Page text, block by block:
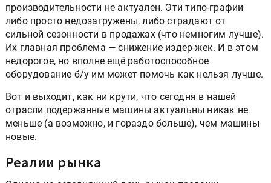
производительности не актуален. Эти типо-графии
либо просто недозагружены, либо страдают от
сильной сезонности в продажах (что немногим лучше).
Их главная проблема — снижение издер-жек. И в этом
недорогое, но вполне ещё работоспособное
оборудование б/у им может помочь как нельзя лучше.
Вот и выходит, как ни крути, что сегодня в нашей
отрасли подержанные машины актуальны никак не
меньше (а возможно, и гораздо больше), чем машины
новые.
Реалии рынка